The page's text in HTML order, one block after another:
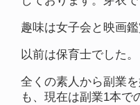
趣味は女子会と映画鑑
以前は保育士でした。
全くの素人から副業
も、現在は副業1本で